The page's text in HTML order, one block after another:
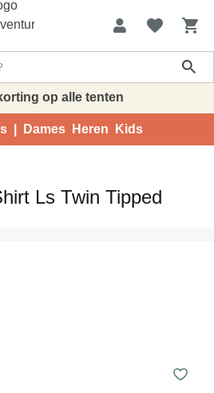
op alle tenten
| Dames Heren Kids
Ls Twin Tipped